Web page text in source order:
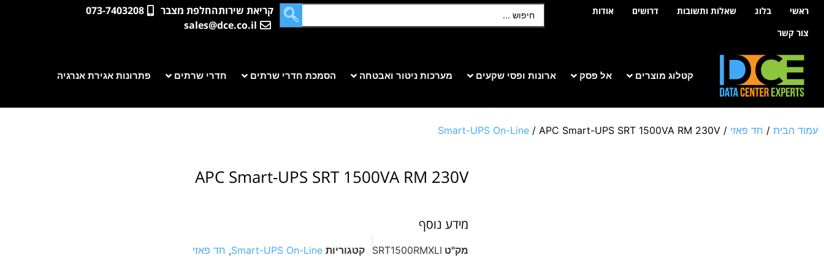
לתוכןראשי בלוג שאלות ותשובות דרושים
אודות
צור קשר
קריאת שירותהחלפת מצבר
073-7403208
sales@dce.co.il
קטלוג מוצרים אל פסק ארונות ופסי שקעים מערכות ניטור ואבטחה הסמכת חדרי שרתים חדרי שרתים פתרונות אגירת אנרגיה
עמוד הבית / חד פאזי /
Smart-UPS On-Line / APC Smart-UPS SRT 1500VA RM 230V
APC Smart-UPS SRT 1500VA RM 230V
מידע נוסף
מק"ט SRT1500RMXLI קטגוריות Smart-UPS On-Line
, חד פאזי